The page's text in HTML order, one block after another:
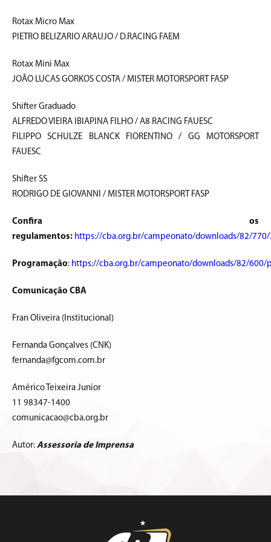
Rotax Micro Max
PIETRO BELIZARIO ARAUJO / D.RACING FAEM
Rotax Mini Max
JOÃO LUCAS GORKOS COSTA / MISTER MOTORSPORT FASP
Shifter Graduado
ALFREDO VIEIRA IBIAPINA FILHO / A8 RACING FAUESC
FILIPPO SCHULZE BLANCK FIORENTINO / GG MOTORSPORT
FAUESC
Shifter SS
RODRIGO DE GIOVANNI / MISTER MOTORSPORT FASP
Confira os
regulamentos: https://cba.org.br/campeonato/downloads/82/
Programação: https://cba.org.br/campeonato/downloads/82/600/
Comunicação CBA
Fran Oliveira (Institucional)
Fernanda Gonçalves (CNK)
fernanda@fgcom.com.br
Américo Teixeira Junior
11 98347-1400
comunicacao@cba.org.br
Autor: Assessoria de Imprensa